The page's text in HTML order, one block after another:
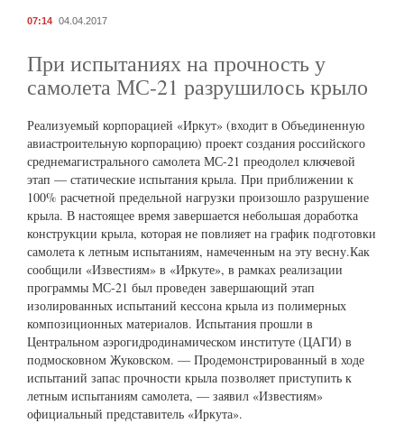
07:14 04.04.2017
При испытаниях на прочность у
самолета МС-21 разрушилось крыло
Реализуемый корпорацией «Иркут» (входит в Объединенную
авиастроительную корпорацию) проект создания российского
среднемагистрального самолета МС-21 преодолел ключевой
этап — статические испытания крыла. При приближении к
100% расчетной предельной нагрузки произошло разрушение
крыла. В настоящее время завершается небольшая доработка
конструкции крыла, которая не повлияет на график подготовки
самолета к летным испытаниям, намеченным на эту весну.​​​​​​​ Как
сообщили «Известиям» в «Иркуте», в рамках реализации
программы МС-21 был проведен завершающий этап
изолированных испытаний кессона крыла из полимерных
композиционных материалов. Испытания прошли в
Центральном аэрогидродинамическом институте (ЦАГИ) в
подмосковном Жуковском. — Продемонстрированный в ходе
испытаний запас прочности крыла позволяет приступить к
летным испытаниям самолета, — заявил «Известиям»
официальный представитель «Иркута».